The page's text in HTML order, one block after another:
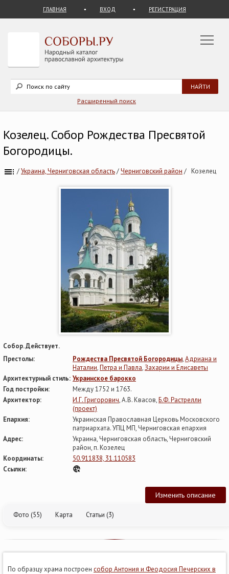
ГЛАВНАЯ ВХОД РЕГИСТРАЦИЯ
Расширенный поиск
Козелец. Собор Рождества Пресвятой
Богородицы.
/Украина, Черниговская область/Черниговский район / Козелец
Собор. Действует.
Престолы:
Рождества Пресвятой Богородицы,Адриана и
Наталии,Петра и Павла,Захарии и Елисаветы
Архитектурный стиль: Украинское барокко
Год постройки:
Между 1752 и 1763.
Архитектор:
И.Г. Григорович, А.В. Квасов,Б.Ф. Растрелли
(проект)
Епархия:
Украинская Православная Церковь Московского
патриархата. УПЦ МП, Черниговская епархия
Адрес:
Украина, Черниговская область, Черниговский
район, п. Козелец
Координаты:
50.911838, 31.110583
Ссылки:
Изменить описание
Фото (55) Карта Статьи (3)
По образцу храма построен собор Антония и Феодосия Печерских в